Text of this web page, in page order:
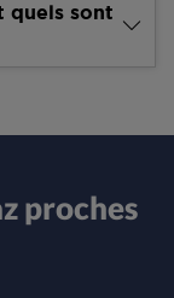
quels sont
proches